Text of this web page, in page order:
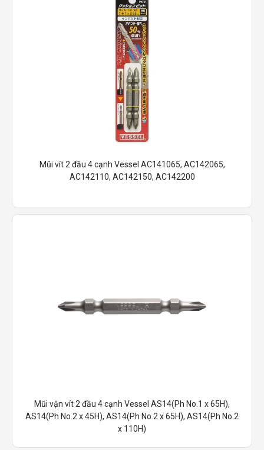
Mũi vít 2 đầu 4 cạnh Vessel AC141065, AC142065,
AC142110, AC142150, AC142200
Mũi vặn vít 2 đầu 4 cạnh Vessel AS14(Ph No.1 x 65H),
AS14(Ph No.2 x 45H), AS14(Ph No.2 x 65H), AS14(Ph No.2
x 110H)